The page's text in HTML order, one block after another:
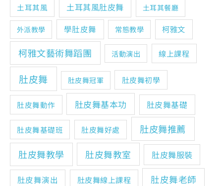
土耳其風 土耳其風肚皮舞 土耳其餐廳
外派教學 學肚皮舞 常態教學 柯雅文
柯雅文藝術舞蹈團 活動演出 線上課程
肚皮舞 肚皮舞冠軍 肚皮舞初學
肚皮舞動作 肚皮舞基本功 肚皮舞基礎
肚皮舞基礎班 肚皮舞好處
肚皮舞推薦
肚皮舞教學
肚皮舞教室 肚皮舞服裝
肚皮舞演出 肚皮舞線上課程 肚皮舞老師